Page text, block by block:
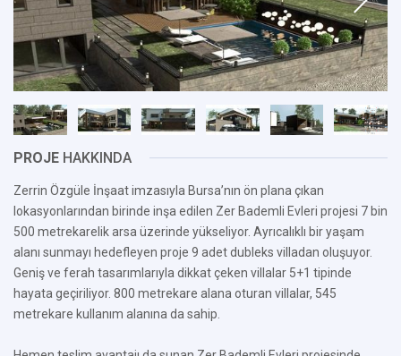
PROJE HAKKINDA
Zerrin Özgüle İnşaat imzasıyla Bursa’nın ön plana çıkan
lokasyonlarından birinde inşa edilen Zer Bademli Evleri projesi 7 bin
500 metrekarelik arsa üzerinde yükseliyor. Ayrıcalıklı bir yaşam
alanı sunmayı hedefleyen proje 9 adet dubleks villadan oluşuyor.
Geniş ve ferah tasarımlarıyla dikkat çeken villalar 5+1 tipinde
hayata geçiriliyor. 800 metrekare alana oturan villalar, 545
metrekare kullanım alanına da sahip.